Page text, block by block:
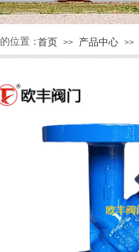
位置：首页 >> 产品中心 >>